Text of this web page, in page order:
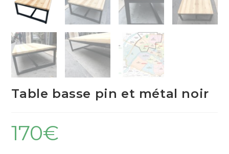
Table basse pin et métal noir
170€